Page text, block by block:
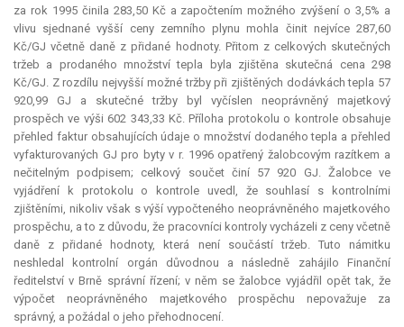
za rok 1995 činila 283,50 Kč a započtením možného zvýšení o 3,5% a
vlivu sjednané vyšší ceny zemního plynu mohla činit nejvíce 287,60
Kč/GJ včetně daně z přidané hodnoty. Přitom z celkových skutečných
tržeb a prodaného množství tepla byla zjištěna skutečná cena 298
Kč/GJ. Z rozdílu nejvyšší možné tržby při zjištěných dodávkách tepla 57
920,99 GJ a skutečné tržby byl vyčíslen neoprávněný majetkový
prospěch ve výši 602 343,33 Kč. Příloha protokolu o kontrole obsahuje
přehled faktur obsahujících údaje o množství dodaného tepla a přehled
vyfakturovaných GJ pro byty v r. 1996 opatřený žalobcovým razítkem a
nečitelným podpisem; celkový součet činí 57 920 GJ. Žalobce ve
vyjádření k protokolu o kontrole uvedl, že souhlasí s kontrolními
zjištěními, nikoliv však s výší vypočteného neoprávněného majetkového
prospěchu, a to z důvodu, že pracovníci kontroly vycházeli z ceny včetně
daně z přidané hodnoty, která není součástí tržeb. Tuto námitku
neshledal kontrolní orgán důvodnou a následně zahájilo Finanční
ředitelství v Brně správní řízení; v něm se žalobce vyjádřil opět tak, že
výpočet neoprávněného majetkového prospěchu nepovažuje za
správný, a požádal o jeho přehodnocení.